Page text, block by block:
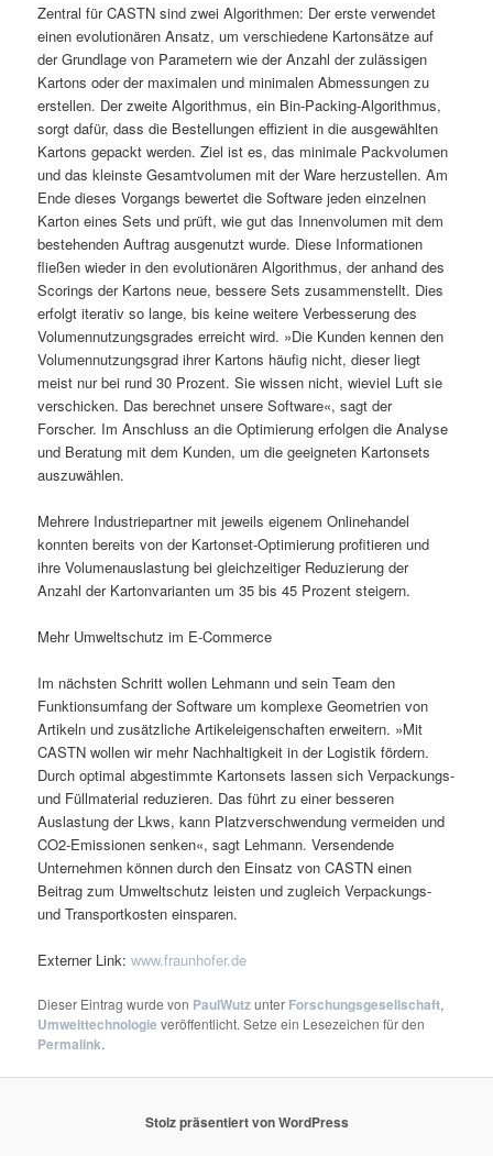
Zentral für CASTN sind zwei Algorithmen: Der erste verwendet
einen evolutionären Ansatz, um verschiedene Kartonsätze auf
der Grundlage von Parametern wie der Anzahl der zulässigen
Kartons oder der maximalen und minimalen Abmessungen zu
erstellen. Der zweite Algorithmus, ein Bin-Packing-Algorithmus,
sorgt dafür, dass die Bestellungen effizient in die ausgewählten
Kartons gepackt werden. Ziel ist es, das minimale Packvolumen
und das kleinste Gesamtvolumen mit der Ware herzustellen. Am
Ende dieses Vorgangs bewertet die Software jeden einzelnen
Karton eines Sets und prüft, wie gut das Innenvolumen mit dem
bestehenden Auftrag ausgenutzt wurde. Diese Informationen
fließen wieder in den evolutionären Algorithmus, der anhand des
Scorings der Kartons neue, bessere Sets zusammenstellt. Dies
erfolgt iterativ so lange, bis keine weitere Verbesserung des
Volumennutzungsgrades erreicht wird. »Die Kunden kennen den
Volumennutzungsgrad ihrer Kartons häufig nicht, dieser liegt
meist nur bei rund 30 Prozent. Sie wissen nicht, wieviel Luft sie
verschicken. Das berechnet unsere Software«, sagt der
Forscher. Im Anschluss an die Optimierung erfolgen die Analyse
und Beratung mit dem Kunden, um die geeigneten Kartonsets
auszuwählen.
Mehrere Industriepartner mit jeweils eigenem Onlinehandel
konnten bereits von der Kartonset-Optimierung profitieren und
ihre Volumenauslastung bei gleichzeitiger Reduzierung der
Anzahl der Kartonvarianten um 35 bis 45 Prozent steigern.
Mehr Umweltschutz im E-Commerce
Im nächsten Schritt wollen Lehmann und sein Team den
Funktionsumfang der Software um komplexe Geometrien von
Artikeln und zusätzliche Artikeleigenschaften erweitern. »Mit
CASTN wollen wir mehr Nachhaltigkeit in der Logistik fördern.
Durch optimal abgestimmte Kartonsets lassen sich Verpackungs-
und Füllmaterial reduzieren. Das führt zu einer besseren
Auslastung der Lkws, kann Platzverschwendung vermeiden und
CO2-Emissionen senken«, sagt Lehmann. Versendende
Unternehmen können durch den Einsatz von CASTN einen
Beitrag zum Umweltschutz leisten und zugleich Verpackungs-
und Transportkosten einsparen.
Externer Link:www.fraunhofer.de
Dieser Eintrag wurde von PaulWutzunter Forschungsgesellschaft,
Umwelttechnologie veröffentlicht. Setze ein Lesezeichen für den
Permalink.
Stolz präsentiert von WordPress